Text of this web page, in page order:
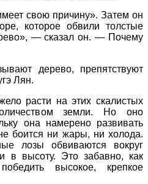
свою причину». Затем он
которое обвили толстые
— сказал он. — Почему
дерево, препятствуют
Лян.
расти на этих скалистых
земли. Но оно
она намерено развивать
боится ни жары, ни холода.
лозы обвиваются вокруг
в высоту. Это забавно, как
высокое, крепкое